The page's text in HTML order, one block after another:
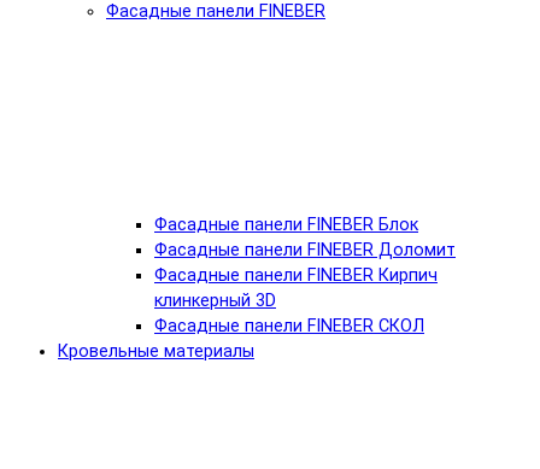
Фасадные панели FINEBER
Фасадные панели FINEBER Блок
Фасадные панели FINEBER Доломит
Фасадные панели FINEBER Кирпич
клинкерный 3D
Фасадные панели FINEBER СКОЛ
Кровельные материалы